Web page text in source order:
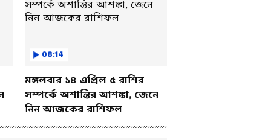
08:14
মঙ্গলবার ১৪ এপ্রিল ৫ রাশির
সম্পর্কে অশান্তির আশঙ্কা, জেনে
নিন আজকের রাশিফল